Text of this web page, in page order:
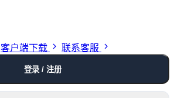
客户端下载 联系客服
登录 / 注册